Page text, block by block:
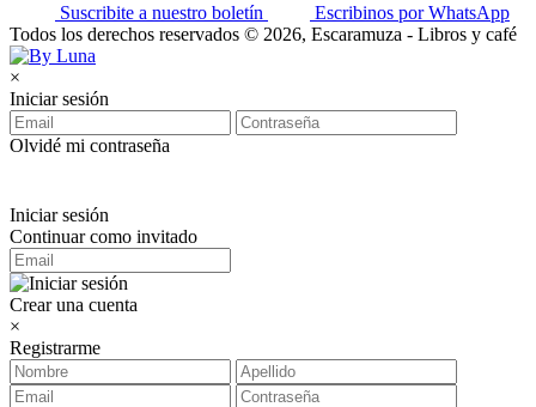
Suscribite a nuestro boletín
Escribinos por WhatsApp
Todos los derechos reservados © 2026, Escaramuza - Libros y café
×
Iniciar sesión
Olvidé mi contraseña
Iniciar sesión
Continuar como invitado
Crear una cuenta
×
Registrarme